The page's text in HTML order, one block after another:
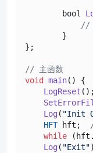
        bool
//
        }
};
// 主函数
void
main( ) {
LogReset
Log( "Init
HFT hft;
while (hft.
Log( "Exit"